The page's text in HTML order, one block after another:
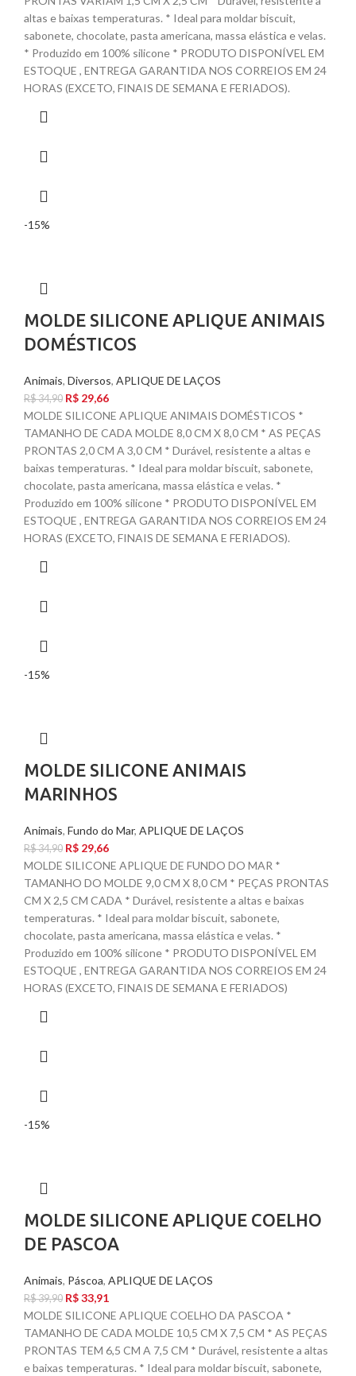
altas e baixas temperaturas. * Ideal para moldar biscuit,
sabonete, chocolate, pasta americana, massa elástica e velas.
* Produzido em 100% silicone * PRODUTO DISPONÍVEL EM
ESTOQUE , ENTREGA GARANTIDA NOS CORREIOS EM 24
HORAS (EXCETO, FINAIS DE SEMANA E FERIADOS).
-15%
MOLDE SILICONE APLIQUE ANIMAIS
DOMÉSTICOS
Animais, Diversos, APLIQUE DE LAÇOS
R$34,90 R$ 29,66
MOLDE SILICONE APLIQUE ANIMAIS DOMÉSTICOS *
TAMANHO DE CADA MOLDE 8,0 CM X 8,0 CM * AS PEÇAS
PRONTAS 2,0 CM A 3,0 CM * Durável, resistente a altas e
baixas temperaturas. * Ideal para moldar biscuit, sabonete,
chocolate, pasta americana, massa elástica e velas. *
Produzido em 100% silicone * PRODUTO DISPONÍVEL EM
ESTOQUE , ENTREGA GARANTIDA NOS CORREIOS EM 24
HORAS (EXCETO, FINAIS DE SEMANA E FERIADOS).
-15%
MOLDE SILICONE ANIMAIS
MARINHOS
Animais, Fundo do Mar, APLIQUE DE LAÇOS
R$34,90 R$ 29,66
MOLDE SILICONE APLIQUE DE FUNDO DO MAR *
TAMANHO DO MOLDE 9,0 CM X 8,0 CM * PEÇAS PRONTAS
CM X 2,5 CM CADA * Durável, resistente a altas e baixas
temperaturas. * Ideal para moldar biscuit, sabonete,
chocolate, pasta americana, massa elástica e velas. *
Produzido em 100% silicone * PRODUTO DISPONÍVEL EM
ESTOQUE , ENTREGA GARANTIDA NOS CORREIOS EM 24
HORAS (EXCETO, FINAIS DE SEMANA E FERIADOS)
-15%
MOLDE SILICONE APLIQUE COELHO
DE PASCOA
Animais, Páscoa, APLIQUE DE LAÇOS
R$39,90 R$33,91
MOLDE SILICONE APLIQUE COELHO DA PASCOA *
TAMANHO DE CADA MOLDE 10,5 CM X 7,5 CM * AS PEÇAS
PRONTAS TEM 6,5 CM A 7,5 CM * Durável, resistente a altas
e baixas temperaturas. * Ideal para moldar biscuit, sabonete,